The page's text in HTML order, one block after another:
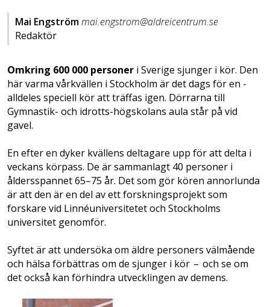
Mai Engströmmai.engstrom@aldreicentrum.se
Redaktör
Omkring 600 000 personer i Sverige sjunger i kör. Den
här varma vårkvällen i Stockholm är det dags för en ­
alldeles speciell kör att träffas igen. Dörrarna till
Gymnastik- och idrotts­­-hög­skolans aula står på vid
gavel.
En efter en dyker kväl­lens deltagare upp för att delta i
veckans körpass. De är sammanlagt 40 personer i
åldersspannet 65–75 år. Det som gör kören annorlunda
är att den är en del av ett forsknings­projekt som
forskare vid Linnéuniversitetet och Stockholms
universitet genomför.
Syftet är att undersöka om äldre personers välmående
och hälsa förbättras om de sjunger i kör – och se om
det också kan förhindra utvecklingen av demens.